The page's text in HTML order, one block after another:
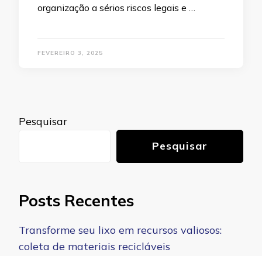
organização a sérios riscos legais e …
FEVEREIRO 3, 2025
Pesquisar
Pesquisar
Posts Recentes
Transforme seu lixo em recursos valiosos:
coleta de materiais recicláveis